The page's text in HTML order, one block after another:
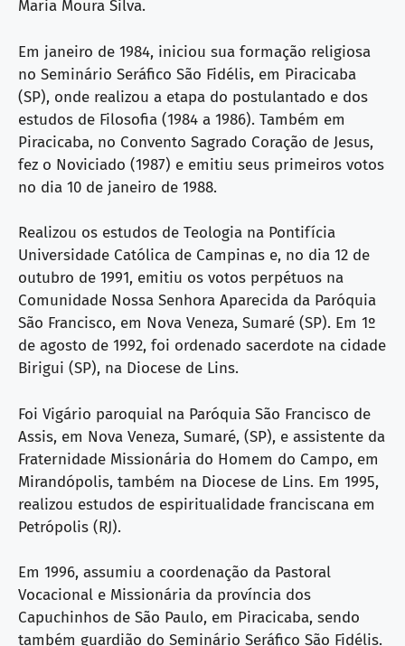
Maria Moura Silva.
Em janeiro de 1984, iniciou sua formação religiosa
no Seminário Seráfico São Fidélis, em Piracicaba
(SP), onde realizou a etapa do postulantado e dos
estudos de Filosofia (1984 a 1986). Também em
Piracicaba, no Convento Sagrado Coração de Jesus,
fez o Noviciado (1987) e emitiu seus primeiros votos
no dia 10 de janeiro de 1988.
Realizou os estudos de Teologia na Pontifícia
Universidade Católica de Campinas e, no dia 12 de
outubro de 1991, emitiu os votos perpétuos na
Comunidade Nossa Senhora Aparecida da Paróquia
São Francisco, em Nova Veneza, Sumaré (SP). Em 1º
de agosto de 1992, foi ordenado sacerdote na cidade
Birigui (SP), na Diocese de Lins.
Foi Vigário paroquial na Paróquia São Francisco de
Assis, em Nova Veneza, Sumaré, (SP), e assistente da
Fraternidade Missionária do Homem do Campo, em
Mirandópolis, também na Diocese de Lins. Em 1995,
realizou estudos de espiritualidade franciscana em
Petrópolis (RJ).
Em 1996, assumiu a coordenação da Pastoral
Vocacional e Missionária da província dos
Capuchinhos de São Paulo, em Piracicaba, sendo
também guardião do Seminário Seráfico São Fidélis.